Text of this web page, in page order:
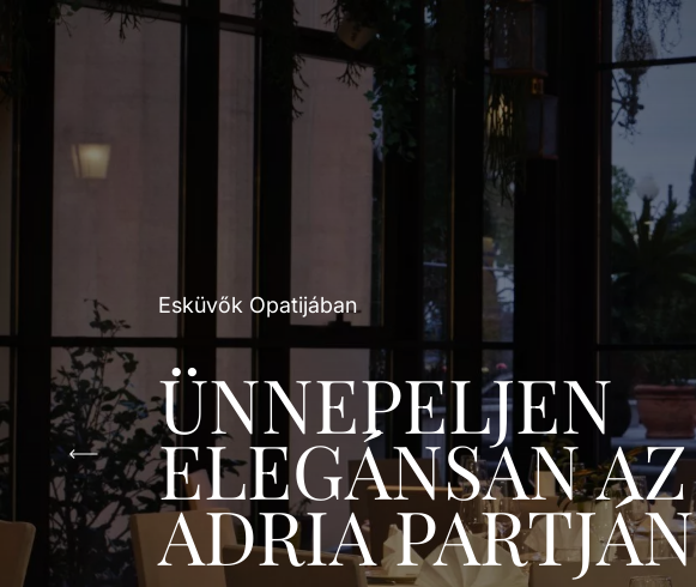
Esküvők Opatijában
ÜNNEPELJEN
ELEGÁNSAN AZ
ADRIA PARTJÁN